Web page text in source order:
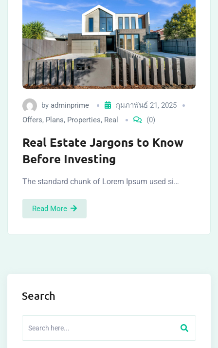
by adminprime
กุมภาพันธ์ 21, 2025
Offers, Plans, Properties, Real (0)
Real Estate Jargons to Know
Before Investing
The standard chunk of Lorem Ipsum used si…
Read More
Search